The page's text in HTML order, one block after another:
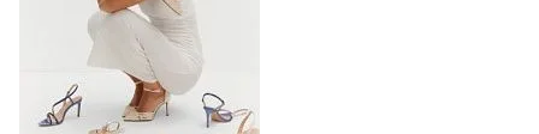
Бренд IDZI – это детская и подростковая обувь с
элементами ортопедии от белорусского
производителя (РУП «Белорусский протезно-
ортопедический восстановительный…